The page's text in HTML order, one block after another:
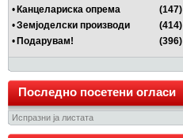
• Канцелариска опрема
(147)
•Земјоделски производи
(414)
• Подарувам! (396)
Последно посетени огласи
Испразни ја листата